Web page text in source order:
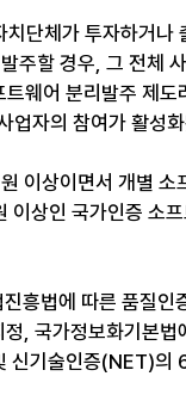
단체가 투자하거
주할 경우, 그 전체
웨어 분리발주 제
업자의 참여가 활성
이상이면서 개별
상인 국가인증 소
흥법에 따른 품질
, 국가정보화기본
신기술인증(NET)의